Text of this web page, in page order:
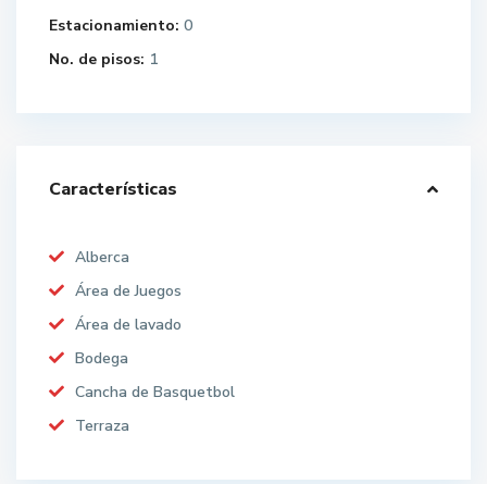
Estacionamiento: 0
No. de pisos: 1
Características
Alberca
Área de Juegos
Área de lavado
Bodega
Cancha de Basquetbol
Terraza